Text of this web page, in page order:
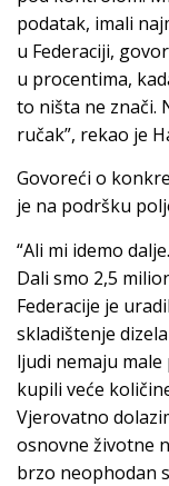
podatak, imali
u Federaciji,
u procentima,
to ništa ne znači.
ručak”, rekao je
Govoreći o
je na podršku
“Ali mi idemo
Dali smo 2,5
Federacije je
skladištenje
ljudi nemaju
kupili veće
Vjerovatno
osnovne životne
brzo neophodan